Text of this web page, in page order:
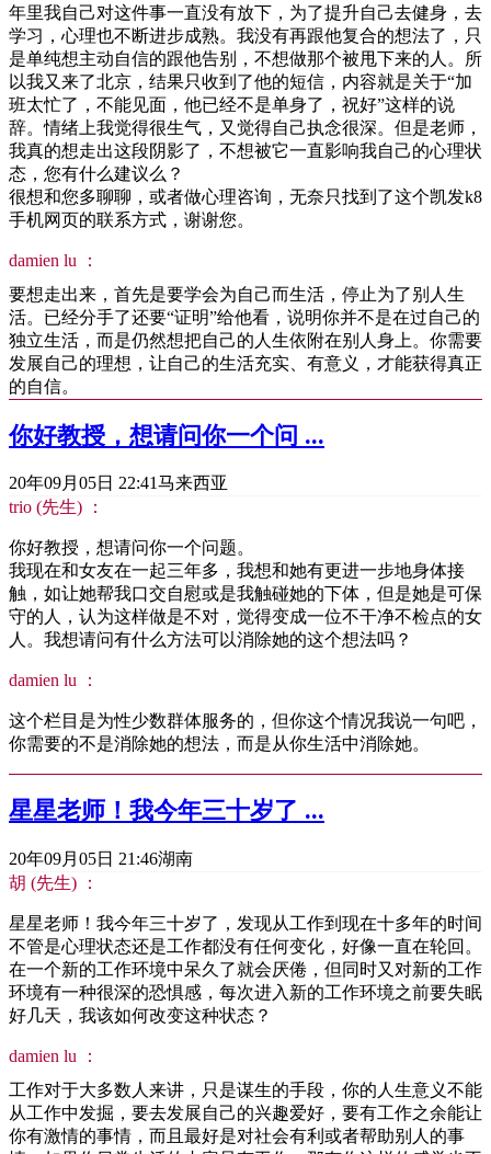
年里我自己对这件事一直没有放下，为了提升自己去健身，去
学习，心理也不断进步成熟。我没有再跟他复合的想法了，只
是单纯想主动自信的跟他告别，不想做那个被甩下来的人。所
以我又来了北京，结果只收到了他的短信，内容就是关于“加
班太忙了，不能见面，他已经不是单身了，祝好”这样的说
辞。情绪上我觉得很生气，又觉得自己执念很深。但是老师，
我真的想走出这段阴影了，不想被它一直影响我自己的心理状
态，您有什么建议么？
很想和您多聊聊，或者做心理咨询，无奈只找到了这个凯发k8
手机网页的联系方式，谢谢您。
damien lu ：
要想走出来，首先是要学会为自己而生活，停止为了别人生
活。已经分手了还要“证明”给他看，说明你并不是在过自己的
独立生活，而是仍然想把自己的人生依附在别人身上。你需要
发展自己的理想，让自己的生活充实、有意义，才能获得真正
的自信。
你好教授，想请问你一个问 ...
20年09月05日 22:41马来西亚
trio (先生) ：
你好教授，想请问你一个问题。
我现在和女友在一起三年多，我想和她有更进一步地身体接
触，如让她帮我口交自慰或是我触碰她的下体，但是她是可保
守的人，认为这样做是不对，觉得变成一位不干净不检点的女
人。我想请问有什么方法可以消除她的这个想法吗？
damien lu ：
这个栏目是为性少数群体服务的，但你这个情况我说一句吧，
你需要的不是消除她的想法，而是从你生活中消除她。
星星老师！我今年三十岁了 ...
20年09月05日 21:46湖南
胡 (先生) ：
星星老师！我今年三十岁了，发现从工作到现在十多年的时间
不管是心理状态还是工作都没有任何变化，好像一直在轮回。
在一个新的工作环境中呆久了就会厌倦，但同时又对新的工作
环境有一种很深的恐惧感，每次进入新的工作环境之前要失眠
好几天，我该如何改变这种状态？
damien lu ：
工作对于大多数人来讲，只是谋生的手段，你的人生意义不能
从工作中发掘，要去发展自己的兴趣爱好，要有工作之余能让
你有激情的事情，而且最好是对社会有利或者帮助别人的事